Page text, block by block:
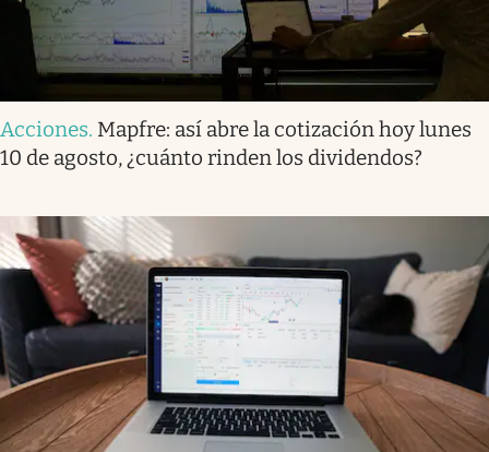
Acciones. Mapfre: así abre la cotización hoy lunes
10 de agosto, ¿cuánto rinden los dividendos?